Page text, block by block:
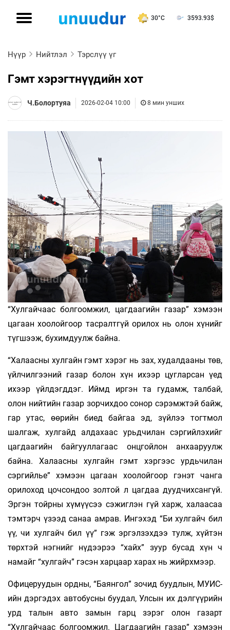
30°C 3593.93$
Нүүр Нийтлэл Тэрслүү үг
Гэмт хэрэгтнүүдийн хот
Ч.Болортуяа 2026-02-04 10:00 8 мин унших
“Хулгайчаас болгоомжил, цагдаагийн газар” хэмээн
цагаан хоолойгоор тасралтгүй орилох нь олон хүнийг
түгшээж, бухимдуулж байна.
“Халаасны хулгайн гэмт хэрэг нь зах, худалдааны төв,
үйлчилгээний газар болон хүн ихээр цугларсан үед
ихээр үйлдэгддэг. Иймд иргэн та гудамж, талбай,
олон нийтийн газар зорчихдоо сонор сэрэмжтэй байж,
гар утас, өөрийн биед байгаа эд, зүйлээ тогтмол
шалгаж, хулгайд алдахаас урьдчилан сэргийлэхийг
цагдаагийн байгууллагаас онцгойлон анхааруулж
байна. Халаасны хулгайн гэмт хэргээс урдьчилан
сэргийлье” хэмээн цагаан хоолойгоор гэ­нэт чанга
орилоход цочсондоо золтой л цаг­даа дууд­чих­сангүй.
Эргэн тойрны хүмүүсээ сэ­жиглэн­­ гүй харж, халаасаа
тэмтэрч үзээд санаа ам­рав. Ингэхэд “Би хулгайч бил
үү, чи хулгайч бил үү” гэж эргэлзэхдээ тулж, хүйтэн
төрхтэй нэгнийг нүдээрээ “хайх” зуур бусад хүн ч
намайг “хул­гайч” гэсэн харцаар харах нь жийрхмээр.
Офицеруудын ордны, “Баянгол” зочид бууд­­­­­­­­­­­­­­­лын, МУИС-
ийн дэргэдэх авто­­бусны буудал, Улсын их дэлгүүрийн
урд талын авто замын гарц зэрэг олон газарт
“Хулгайчаас болгоомжил. Цагдаагийн газар” хэ­­­­­­мээн